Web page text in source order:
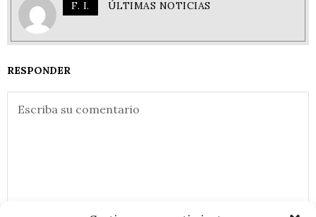
F. I. ÚLTIMAS NOTICIAS
RESPONDER